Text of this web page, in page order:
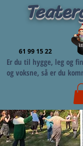
61 99 15 22
Er du til hygge, leg og
og voksne, så er du